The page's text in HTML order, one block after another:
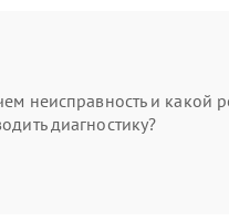
неисправность и какой
диагностику?